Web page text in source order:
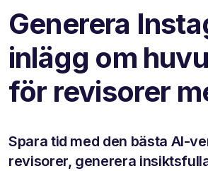
Generera
inlägg om
för revisorer
Spara tid med den bästa AI-
revisorer, generera